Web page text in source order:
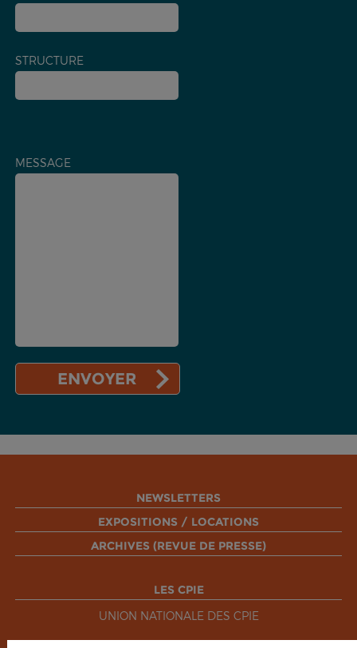
STRUCTURE
MESSAGE
NEWSLETTERS
EXPOSITIONS / LOCATIONS
ARCHIVES (REVUE DE PRESSE)
LES CPIE
UNION NATIONALE DES CPIE